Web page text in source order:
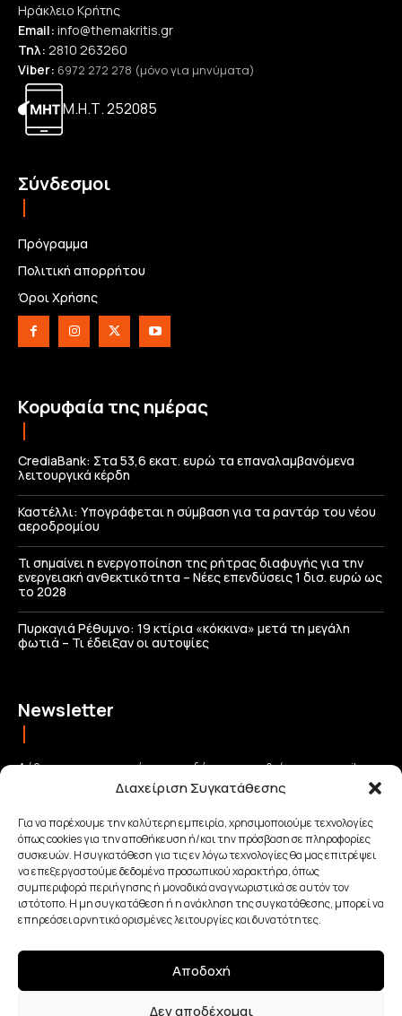
Διαχείριση Συγκατάθεσης
Για να παρέχουμε την καλύτερη εμπειρία, χρησιμοποιούμε τεχνολογίες
όπως cookies για την αποθήκευση ή/και την πρόσβαση σε πληροφορίες
συσκευών. Η συγκατάθεση για τις εν λόγω τεχνολογίες θα μας επιτρέψει
να επεξεργαστούμε δεδομένα προσωπικού χαρακτήρα, όπως
συμπεριφορά περιήγησης ή μοναδικά αναγνωριστικά σε αυτόν τον
ιστότοπο. Η μη συγκατάθεση ή η ανάκληση της συγκατάθεσης, μπορεί να
επηρεάσει αρνητικά ορισμένες λειτουργίες και δυνατότητες.
Αποδοχή
Δεν αποδέχομαι
Ηράκλειο Κρήτης
Email: info@themakritis.gr
Τηλ: 2810 263260
Viber: 6972 272 278 (μόνο για μηνύματα)
Μ.Η.Τ. 252085
Σύνδεσμοι
Πρόγραμμα
Πολιτική απορρήτου
Όροι Χρήσης
Κορυφαία της ημέρας
CrediaBank: Στα 53,6 εκατ. ευρώ τα επαναλαμβανόμενα
λειτουργικά κέρδη
Καστέλλι: Υπογράφεται η σύμβαση για τα ραντάρ του νέου
αεροδρομίου
Τι σημαίνει η ενεργοποίηση της ρήτρας διαφυγής για την
ενεργειακή ανθεκτικότητα – Νέες επενδύσεις 1 δισ. ευρώ ως
το 2028
Πυρκαγιά Ρέθυμνο: 19 κτίρια «κόκκινα» μετά τη μεγάλη
φωτιά – Τι έδειξαν οι αυτοψίες
Newsletter
Λάβετε τις σημαντικότερες ειδήσεις απευθείας στο email σας
και μείνετε πάντα συνδεδεμένοι με την Κρήτη!
ΕΓΓΡΑΦΗ
Έχω διαβάσει και αποδέχομαι την Πολιτική απορρήτου.
Made with Love By